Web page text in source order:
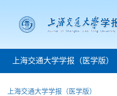
上海交通大学学报（医学版）
上海交通大学学报（医学版）